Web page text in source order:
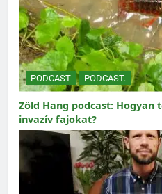
PODCAST PODCAST.
Zöld Hang podcast:
invazív fajokat?